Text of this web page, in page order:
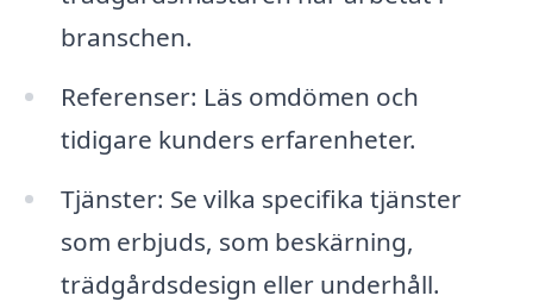
branschen.
Referenser: Läs omdömen och
tidigare kunders erfarenheter.
Tjänster: Se vilka specifika tjänster
som erbjuds, som beskärning,
trädgårdsdesign eller underhåll.